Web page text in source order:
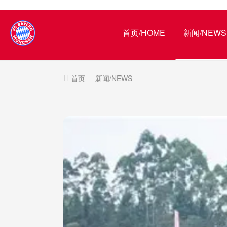
首页/HOME 新闻/NEWS
首页 新闻/NEWS